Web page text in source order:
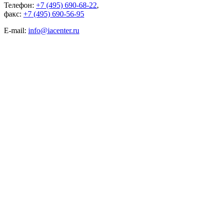
Телефон: +7 (495) 690-68-22,
факс: +7 (495) 690-56-95
E-mail: info@iacenter.ru